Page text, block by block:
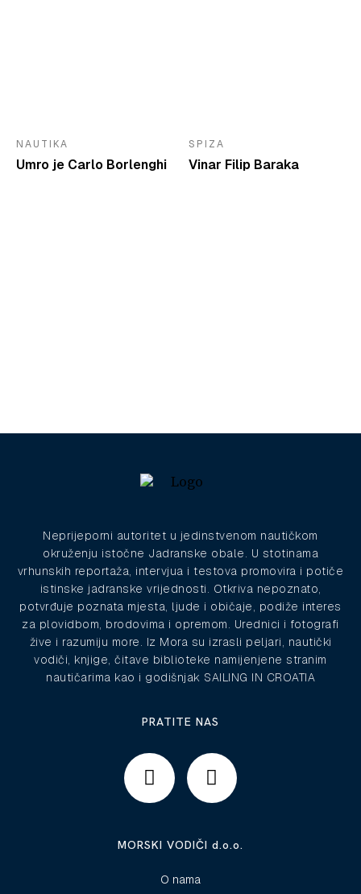
NAUTIKA
Umro je Carlo Borlenghi
SPIZA
Vinar Filip Baraka
Neprijeporni autoritet u jedinstvenom nautičkom
okruženju istočne Jadranske obale. U stotinama
vrhunskih reportaža, intervjua i testova promovira i potiče
istinske jadranske vrijednosti. Otkriva nepoznato,
potvrđuje poznata mjesta, ljude i običaje, podiže interes
za plovidbom, brodovima i opremom. Urednici i fotografi
žive i razumiju more. Iz Mora su izrasli peljari, nautički
vodiči, knjige, čitave biblioteke namijenjene stranim
nautičarima kao i godišnjak SAILING IN CROATIA
PRATITE NAS
MORSKI VODIČI d.o.o.
O nama